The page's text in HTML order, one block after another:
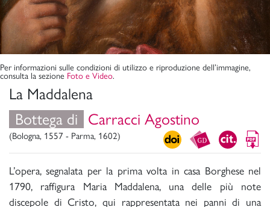
La Maddalena
Bottega di
Carracci Agostino
(Bologna, 1557 - Parma, 1602)
L’opera, segnalata per la prima volta in casa Borghese nel
1790, raffigura Maria Maddalena, una delle più note
discepole di Cristo, qui rappresentata nei panni di una
Per informazioni sulle condizioni di utilizzo e riproduzione dell’immagine,
consulta la sezione Foto e Video.